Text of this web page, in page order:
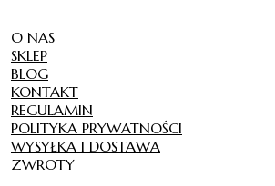
O NAS
SKLEP
BLOG
KONTAKT
REGULAMIN
POLITYKA PRYWATNOŚCI
WYSYŁKA I DOSTAWA
ZWROTY